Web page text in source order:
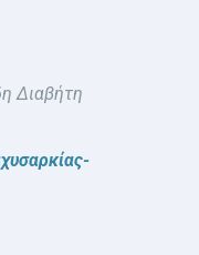
Διαβήτη